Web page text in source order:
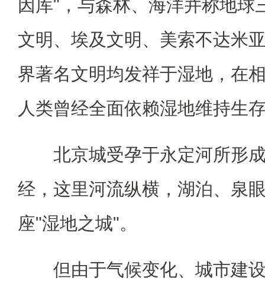
因库"，与森林、海洋并称地球
文明、埃及文明、美索不达米
界著名文明均发祥于湿地，在
人类曾经全面依赖湿地维持生
北京城受孕于永定河所形成
经，这里河流纵横，湖泊、泉
座"湿地之城"。
但由于气候变化、城市建设